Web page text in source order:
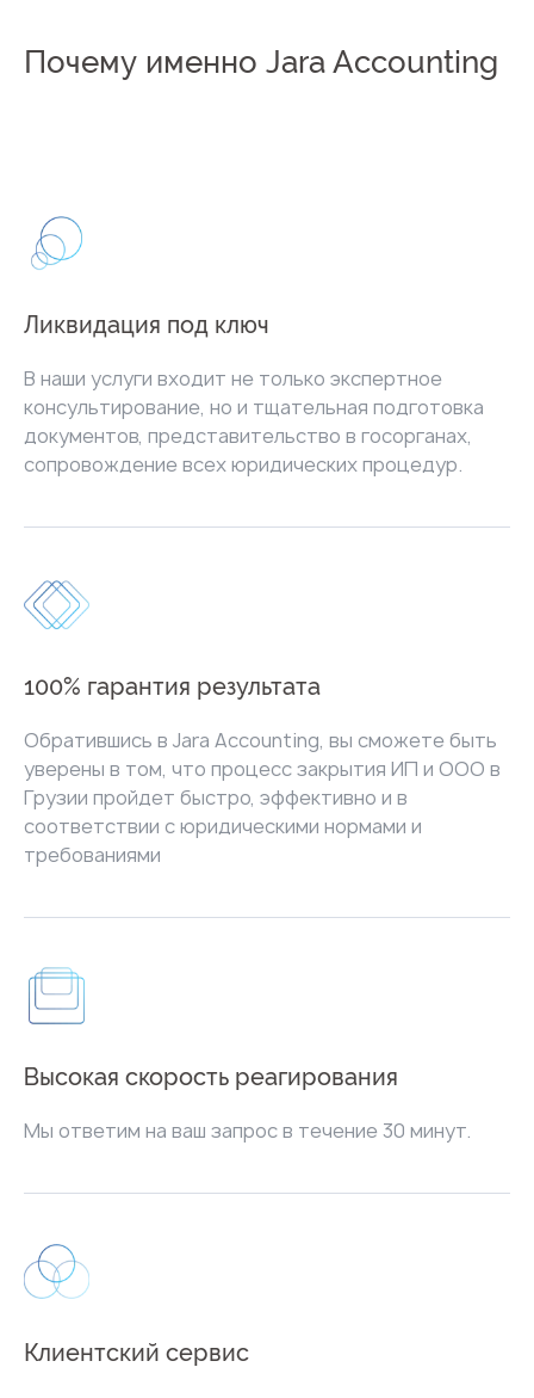
Почему именно Jara Accounting
Ликвидация под ключ
В наши услуги входит не только экспертное
консультирование, но и тщательная подготовка
документов, представительство в госорганах,
сопровождение всех юридических процедур.
100% гарантия результата
Обратившись в Jara Accounting, вы сможете быть
уверены в том, что процесс закрытия ИП и ООО в
Грузии пройдет быстро, эффективно и в
соответствии с юридическими нормами и
требованиями
Высокая скорость реагирования
Мы ответим на ваш запрос в течение 30 минут.
Клиентский сервис